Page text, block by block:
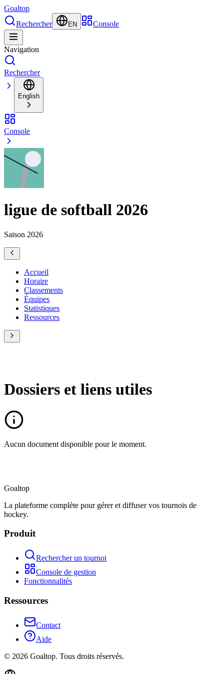
Goaltop
Rechercher
EN Console
Navigation
Rechercher
English
Console
ligue de softball 2026
Saison 2026
Accueil
Horaire
Classements
Équipes
Statistiques
Ressources
Dossiers et liens utiles
Aucun document disponible pour le moment.
Goaltop
La plateforme complète pour gérer et diffuser vos tournois de
hockey.
Produit
Rechercher un tournoi
Console de gestion
Fonctionnalités
Ressources
Contact
Aide
© 2026 Goaltop. Tous droits réservés.